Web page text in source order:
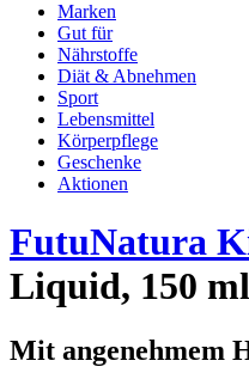
Marken
Gut für
Nährstoffe
Diät & Abnehmen
Sport
Lebensmittel
Körperpflege
Geschenke
Aktionen
FutuNatura
Liquid, 150 ml
Mit angenehmem